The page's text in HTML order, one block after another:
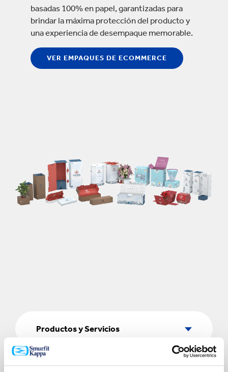
basadas 100% en papel, garantizadas para
brindar la máxima protección del producto y
una experiencia de desempaque memorable.
VER EMPAQUES DE ECOMMERCE
Servicios
Productos y Servicios